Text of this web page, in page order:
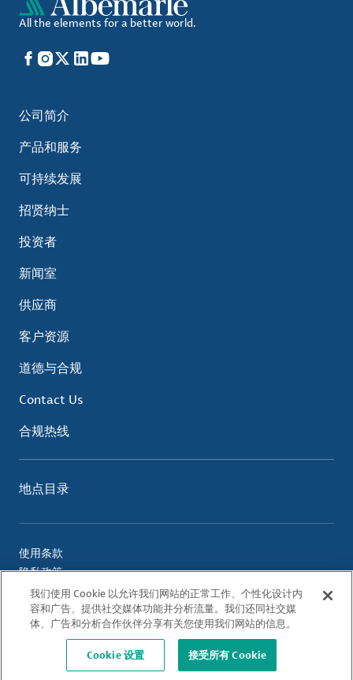
All the elements for a better world.
Facebook
Instagram
X LinkedIn
YouTube
公司简介
产品和服务
可持续发展
招贤纳士
投资者
新闻室
供应商
客户资源
道德与合规
Contact Us
合规热线
地点目录
使用条款
隐私政策
Cookie 政策
© 2026 Albemarle Corporation. All Rights Reserved.
我们使用 Cookie 以允许我们网站的正常工作、个性化设计内
容和广告、提供社交媒体功能并分析流量。我们还同社交媒
体、广告和分析合作伙伴分享有关您使用我们网站的信息。
Cookie 设置 接受所有 Cookie